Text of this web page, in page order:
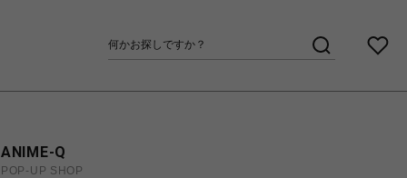
ANIME-Q
POP-UP SHOP